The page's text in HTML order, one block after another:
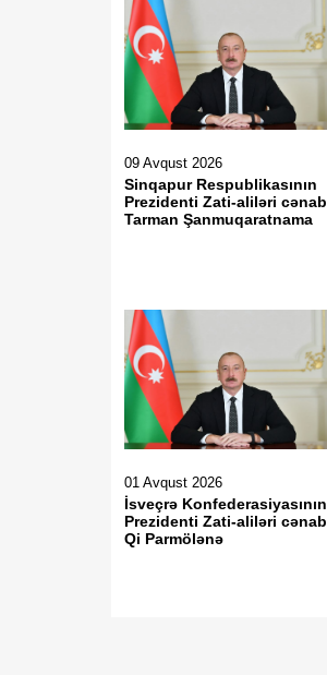
09 Avqust 2026
Sinqapur Respublikasının
Prezidenti Zati-aliləri cənab
Tarman Şanmuqaratnama
01 Avqust 2026
İsveçrə Konfederasiyasının
Prezidenti Zati-aliləri cənab
Qi Parmölənə